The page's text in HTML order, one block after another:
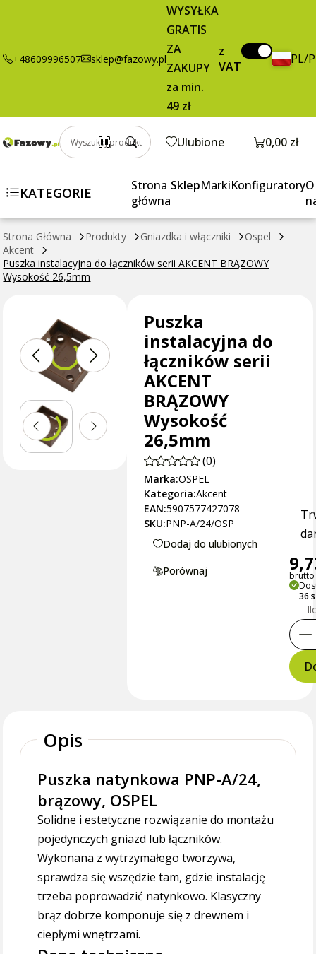
+48609996507 sklep@fazowy.pl
WYSYŁKA
GRATIS
ZA
ZAKUPY
za min.
49 zł
z
VAT
PL/
Wyszukaj produkt Ulubione Otwórz
0,00 zł
KATEGORIE
Strona
główna
SklepMarkiKonfiguratoryO
Strona Główna Produkty Gniazdka i włączniki
Ospel
Akcent
Puszka instalacyjna do łączników serii AKCENT BRĄZOWY
Wysokość 26,5mm
BRĄZOWY
brutto / szt. Dodaj do koszyka
Puszka
instalacyjna do
łączników serii
AKCENT
BRĄZOWY
Wysokość
26,5mm
(0)
Marka:OSPEL
Kategoria:Akcent
EAN:5907577427078
SKU:PNP-A/24/OSP
Dodaj do ulubionych
Porównaj
brutto
36
Opis
Puszka natynkowa PNP-A/24,
brązowy, OSPEL
Solidne i estetyczne rozwiązanie do montażu
pojedynczych gniazd lub łączników.
Wykonana z wytrzymałego tworzywa,
sprawdza się wszędzie tam, gdzie instalację
trzeba poprowadzić natynkowo. Klasyczny
brąz dobrze komponuje się z drewnem i
ciepłymi wnętrzami.